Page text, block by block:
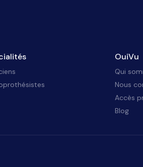
OuiVu
Qui
Nous
Accès
Blog
la conformité avec les